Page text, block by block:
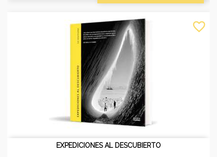
EXPEDICIONES AL DESCUBIERTO
favorite_border